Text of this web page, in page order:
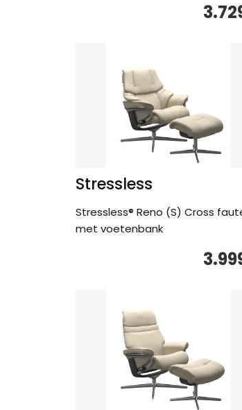
Stressless
Stressless® Reno (S) Cross
met voetenbank